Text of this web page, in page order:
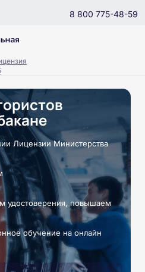
8 800 775-48-59
Лицензии Министерства
удостоверения, повышаем
обучение на онлайн